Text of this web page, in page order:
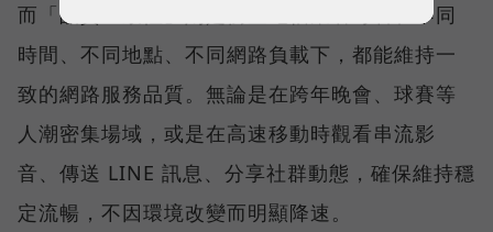
而「品質一致性」則是衡量電信業者可否在不同
時間、不同地點、不同網路負載下，都能維持一
致的網路服務品質。無論是在跨年晚會、球賽等
人潮密集場域，或是在高速移動時觀看串流影
音、傳送 LINE 訊息、分享社群動態，確保維持穩
定流暢，不因環境改變而明顯降速。